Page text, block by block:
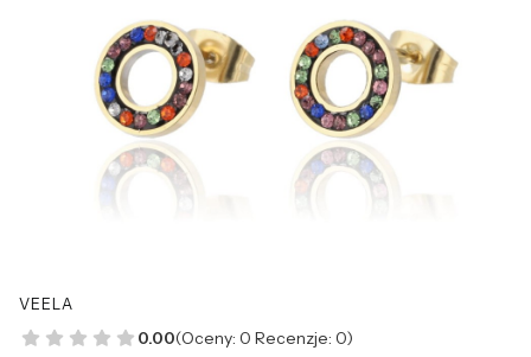
VEELA
0.00(Oceny: 0 Recenzje: 0)